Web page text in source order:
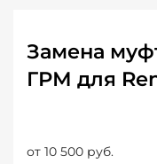
Замена
ГРМ для
от 10 500 руб.